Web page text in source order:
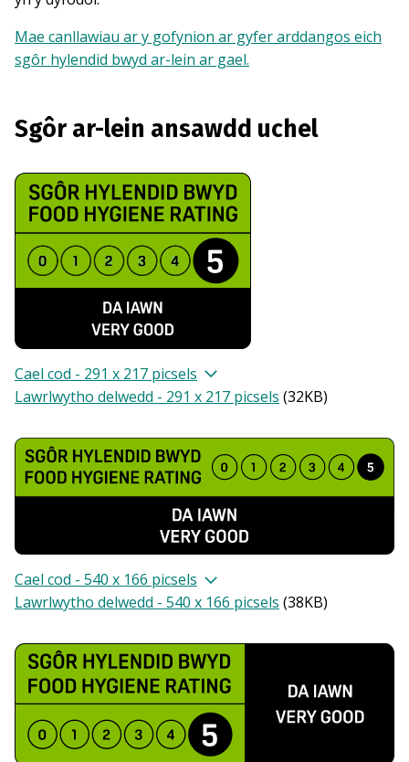
Mae canllawiau ar y gofynion ar gyfer arddangos eich
sgôr hylendid bwyd ar-lein ar gael.
Sgôr ar-lein ansawdd uchel
Cael cod - 291 x 217 picsels
Lawrlwytho delwedd - 291 x 217 picsels (32KB)
Cael cod - 540 x 166 picsels
Lawrlwytho delwedd - 540 x 166 picsels (38KB)